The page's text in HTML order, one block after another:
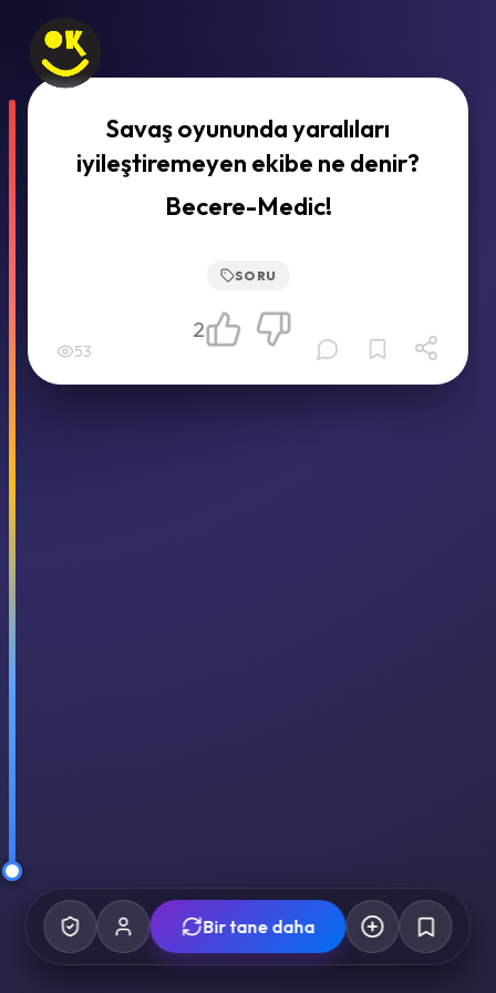
Savaş oyununda yaralıları
iyileştiremeyen ekibe ne denir?
Becere-Medic!
SORU
53
2
Bir tane daha